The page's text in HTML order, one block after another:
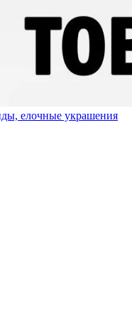
елочные украшения